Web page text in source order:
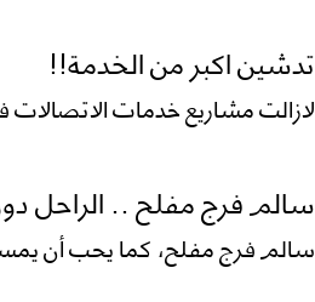
تدشين اكبر من الخدمة!!
لازالت مشاريع خدمات
سالم فرج مفلح .. الراحل
سالم فرج مفلح، كما يحب أن